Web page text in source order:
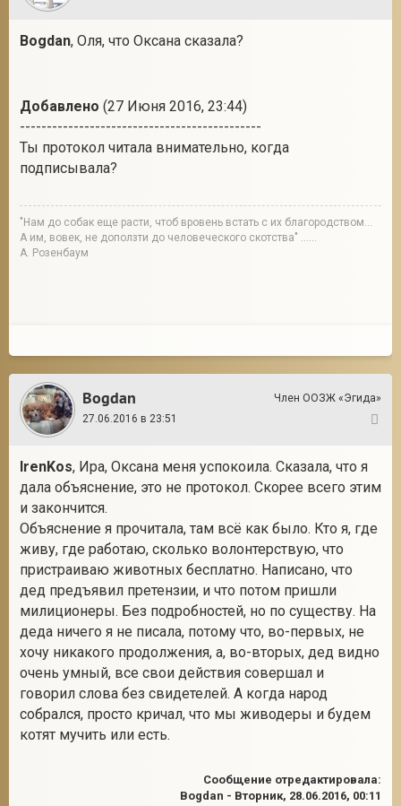
Bogdan, Оля, что Оксана сказала?
Добавлено (27 Июня 2016, 23:44)
---------------------------------------------
Ты протокол читала внимательно, когда
подписывала?
"Нам до собак еще расти, чтоб вровень встать с их благородством...
А им, вовек, не доползти до человеческого скотства" ......
А. Розенбаум
Bogdan
Член ООЗЖ «Эгида»
27.06.2016 в 23:51
IrenKos, Ира, Оксана меня успокоила. Сказала, что я
дала объяснение, это не протокол. Скорее всего этим
и закончится.
Объяснение я прочитала, там всё как было. Кто я, где
живу, где работаю, сколько волонтерствую, что
пристраиваю животных бесплатно. Написано, что
дед предъявил претензии, и что потом пришли
милиционеры. Без подробностей, но по существу. На
деда ничего я не писала, потому что, во-первых, не
хочу никакого продолжения, а, во-вторых, дед видно
очень умный, все свои действия совершал и
говорил слова без свидетелей. А когда народ
собрался, просто кричал, что мы живодеры и будем
котят мучить или есть.
Сообщение отредактировала:
Bogdan - Вторник, 28.06.2016, 00:11